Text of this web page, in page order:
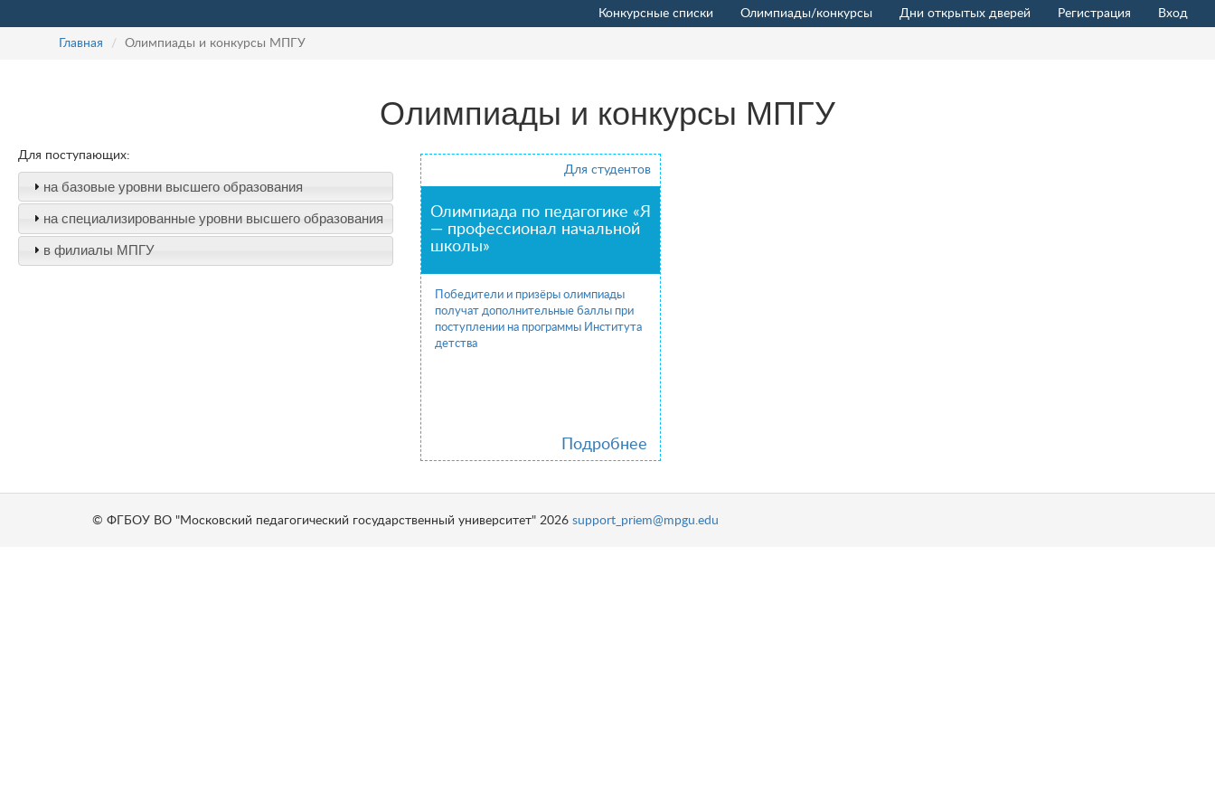
Конкурсные списки Олимпиады/конкурсы Дни открытых дверей Регистрация Вход
Главная Олимпиады и конкурсы МПГУ
Олимпиады и конкурсы МПГУ
Для поступающих:
на базовые уровни высшего образования
на специализированные уровни высшего образования
в филиалы МПГУ
Для студентов
Олимпиада по педагогике «Я
— профессионал начальной
школы»
Победители и призёры олимпиады
получат дополнительные баллы при
поступлении на программы Института
детства
Подробнее
© ФГБОУ ВО "Московский педагогический государственный университет" 2026 support_priem@mpgu.edu